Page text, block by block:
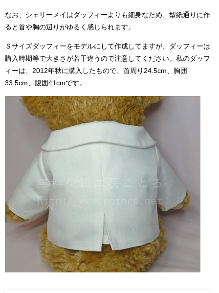
なお、シェリーメイはダッフィーよりも細身なため、型紙通りに作
ると首や胸の辺りがゆるく感じられます。
Ｓサイズダッフィーをモデルにして作成してますが、ダッフィーは
購入時期等で大きさが若干違うので注意してください。私のダッフ
ィーは、2012年秋に購入したもので、首周り24.5cm、胸囲
33.5cm、腹囲41cmです。